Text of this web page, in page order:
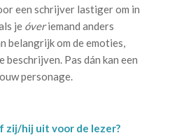
een schrijver lastiger om in
je óveriemand anders
belangrijk om de emoties,
Pas dán kan een
personage.
zij/hij uit voor de lezer?